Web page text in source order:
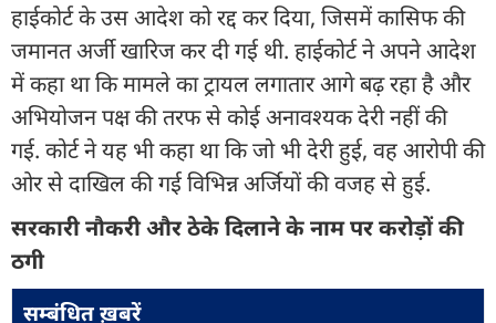
हाईकोर्ट के उस आदेश को रद्द कर दिया, जिसमें कासिफ की
जमानत अर्जी खारिज कर दी गई थी. हाईकोर्ट ने अपने आदेश
में कहा था कि मामले का ट्रायल लगातार आगे बढ़ रहा है और
अभियोजन पक्ष की तरफ से कोई अनावश्यक देरी नहीं की
गई. कोर्ट ने यह भी कहा था कि जो भी देरी हुई, वह आरोपी की
ओर से दाखिल की गई विभिन्न अर्जियों की वजह से हुई.
सरकारी नौकरी और ठेके दिलाने के नाम पर करोड़ों की
ठगी
सम्बंधित ख़बरें